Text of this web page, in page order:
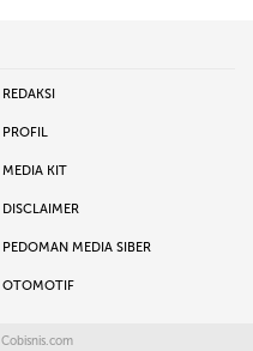
REDAKSI
PROFIL
MEDIA KIT
DISCLAIMER
PEDOMAN MEDIA SIBER
OTOMOTIF
Cobisnis.com